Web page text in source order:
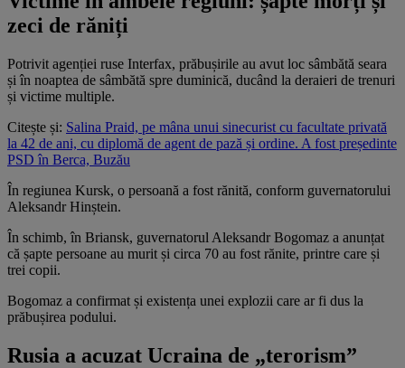
zeci de răniți
Potrivit agenției ruse Interfax, prăbușirile au avut loc sâmbătă seara
și în noaptea de sâmbătă spre duminică, ducând la deraieri de trenuri
și victime multiple.
Citește și: Salina Praid, pe mâna unui sinecurist cu facultate privată
la 42 de ani, cu diplomă de agent de pază și ordine. A fost președinte
PSD în Berca, Buzău
În regiunea Kursk, o persoană a fost rănită, conform guvernatorului
Aleksandr Hinștein.
În schimb, în Briansk, guvernatorul Aleksandr Bogomaz a anunțat
că șapte persoane au murit și circa 70 au fost rănite, printre care și
trei copii.
Bogomaz a confirmat și existența unei explozii care ar fi dus la
prăbușirea podului.
Rusia a acuzat Ucraina de „terorism”